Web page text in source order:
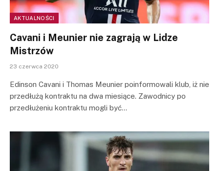
AKTUALNOŚCI
Cavani i Meunier nie zagrają w Lidze
Mistrzów
23 czerwca 2020
Edinson Cavani i Thomas Meunier poinformowali klub, iż nie
przedłużą kontraktu na dwa miesiące. Zawodnicy po
przedłużeniu kontraktu mogli być…